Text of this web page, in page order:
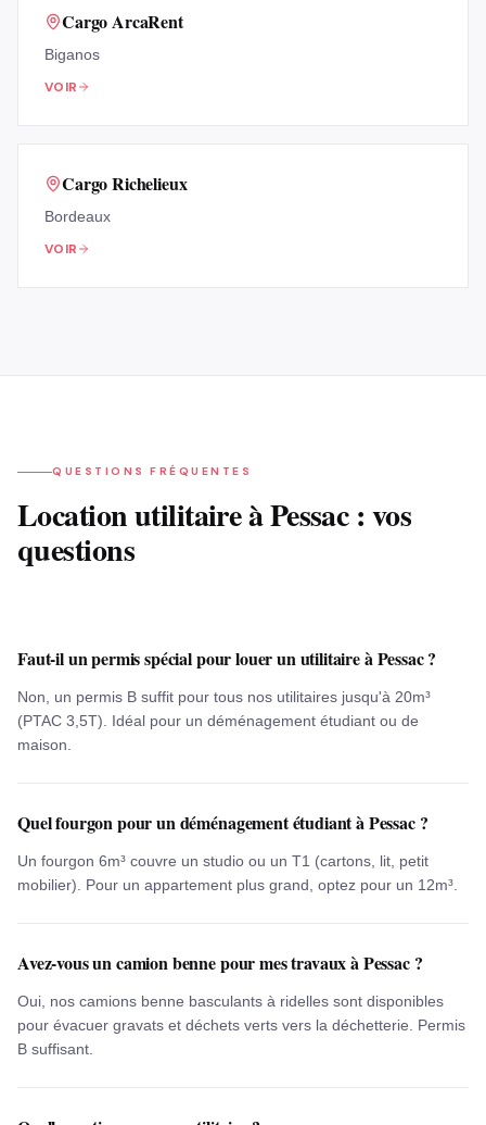
Cargo ArcaRent
Biganos
VOIR
Cargo Richelieux
Bordeaux
VOIR
QUESTIONS FRÉQUENTES
LocationutilitaireàPessac: vos
questions
Faut-il un permis spécial pour louer un utilitaire à Pessac ?
Non, un permis B suffit pour tous nos utilitaires jusqu'à 20m³
(PTAC 3,5T). Idéal pour un déménagement étudiant ou de
maison.
Quel fourgon pour un déménagement étudiant à Pessac ?
Un fourgon 6m³ couvre un studio ou un T1 (cartons, lit, petit
mobilier). Pour un appartement plus grand, optez pour un 12m³.
Avez-vous un camion benne pour mes travaux à Pessac ?
Oui, nos camions benne basculants à ridelles sont disponibles
pour évacuer gravats et déchets verts vers la déchetterie. Permis
B suffisant.